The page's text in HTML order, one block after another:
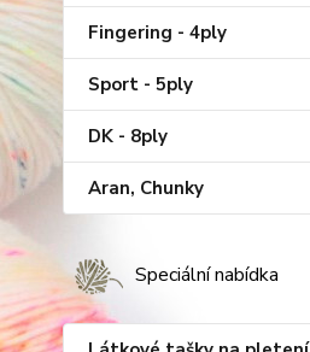
Fingering - 4ply
Sport - 5ply
DK - 8ply
Aran, Chunky
Speciální nabídka